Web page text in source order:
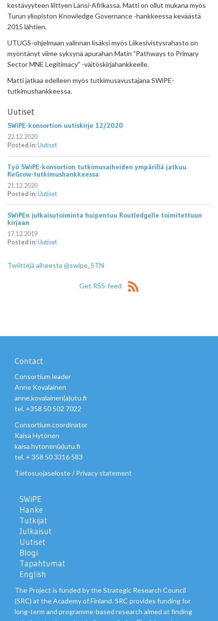
kestävyyteen liittyen Länsi-Afrikassa. Matti on ollut mukana myös
Turun yliopiston Knowledge Governance -hankkeessa keväästä
2015 lähtien.
UTUGS-ohjelmaan valinnan lisäksi myös Liikesivistysrahasto on
myöntänyt viime syksynä apurahan Matin ”Pathways to Primary
Sector MNE Legitimacy” -väitöskirjahankkeelle.
Matti jatkaa edelleen myös tutkimusavustajana SWiPE-
tutkimushankkeessa.
Uutiset
SWiPE-konsortion uutiskirje 12/2020
22.12.2020
Posted in:Uutiset
Työ SWiPE-konsortion tutkimusaiheiden ympärillä jatkuu
ReGrow-tutkimushankkeessa
21.12.2020
Posted in:Uutiset
SWiPEn julkaisutoiminta huipentuu Routledgelle toimitettuun
kirjaan
17.12.2019
Posted in:Uutiset
Twiittejä aiheesta @swipe_STN
Get RSS-feed
Contact
Consortium leader
Anne Kovalainen
anne.kovalainen(a)utu.fi
tel. +358 50 502 7022
Consortium coordinator
Kaisa Hytönen
kaisa.hytonen(a)utu.fi
tel. + 358 50 3316 583
Tietosuojaseloste/ Privacy statement
SWiPE
Hanke
Tutkijat
Julkaisut
Uutiset
Blogi
Tapahtumat
English
The Project is funded by the Strategic Research Council
(SRC) at the Academy of Finland. SRC provides funding for
long-term and programme-based research aimed at finding